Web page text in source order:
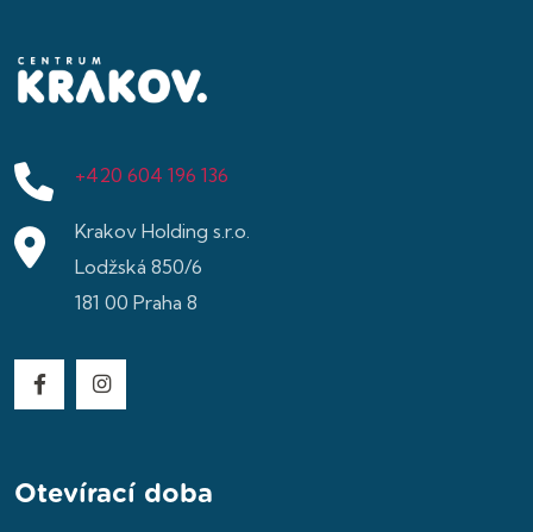
+420 604 196 136
Krakov Holding s.r.o.
Lodžská 850/6
181 00 Praha 8
Otevírací doba